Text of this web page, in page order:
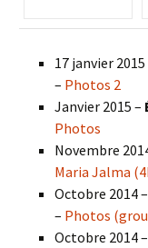
17 janvier 2015
– Photos 2
Janvier 2015 –
Photos
Novembre
Maria Jalma
Octobre 2014 –
– Photos
Octobre 2014 –